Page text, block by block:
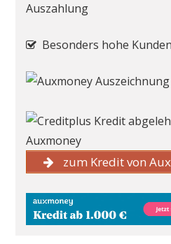
Auszahlung
Besonders hohe
zum Kredit von